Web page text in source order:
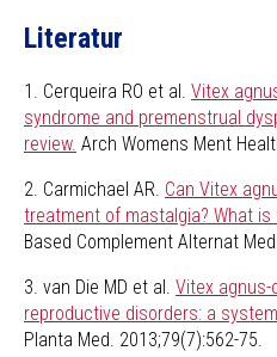
Literatur
1. Cerqueira RO et al. Vitex
syndrome and premenstrual
review. Arch Womens Ment
2. Carmichael AR. Can Vitex
treatment of mastalgia? What
Based Complement Alternat
3. van Die MD et al. Vitex
reproductive disorders: a
Planta Med. 2013;79(7):562-75.